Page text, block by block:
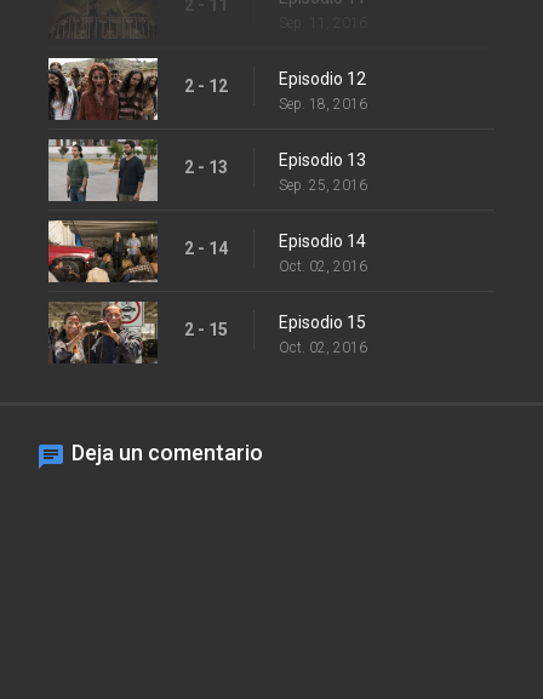
2 - 11
2 - 12 Episodio 12
Sep. 18, 2016
2 - 13 Episodio 13
Sep. 25, 2016
2 - 14 Episodio 14
Oct. 02, 2016
2 - 15 Episodio 15
Oct. 02, 2016
Deja un comentario